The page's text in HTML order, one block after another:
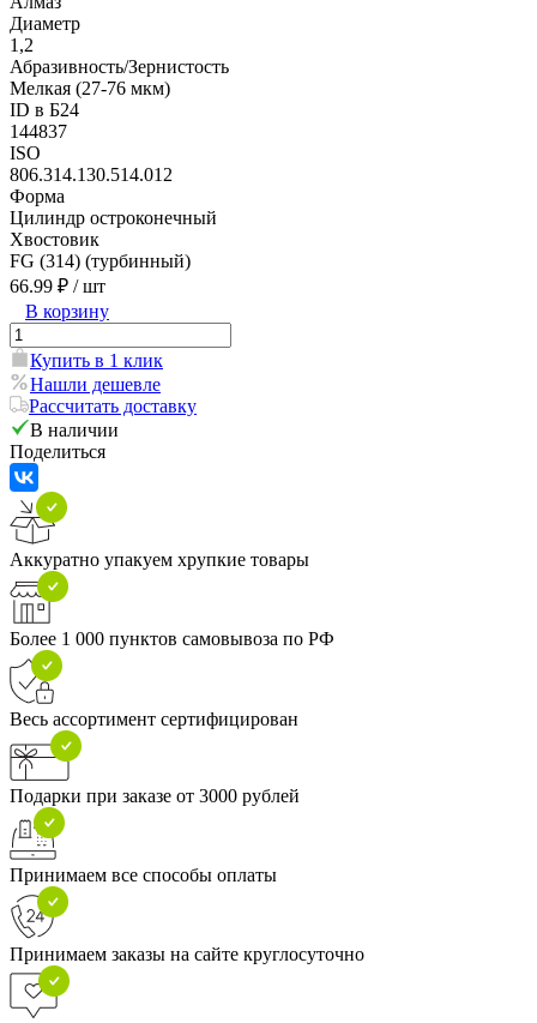
Диаметр
1,2
Абразивность/Зернистость
Мелкая (27-76 мкм)
ID в Б24
144837
ISO
806.314.130.514.012
Форма
Цилиндр остроконечный
Хвостовик
FG (314) (турбинный)
66.99 ₽ / шт
В корзину
Купить в 1 клик
Нашли дешевле
Рассчитать доставку
В наличии
Поделиться
Аккуратно упакуем хрупкие товары
Более 1 000 пунктов самовывоза по РФ
Весь ассортимент сертифицирован
Подарки при заказе от 3000 рублей
Принимаем все способы оплаты
Принимаем заказы на сайте круглосуточно